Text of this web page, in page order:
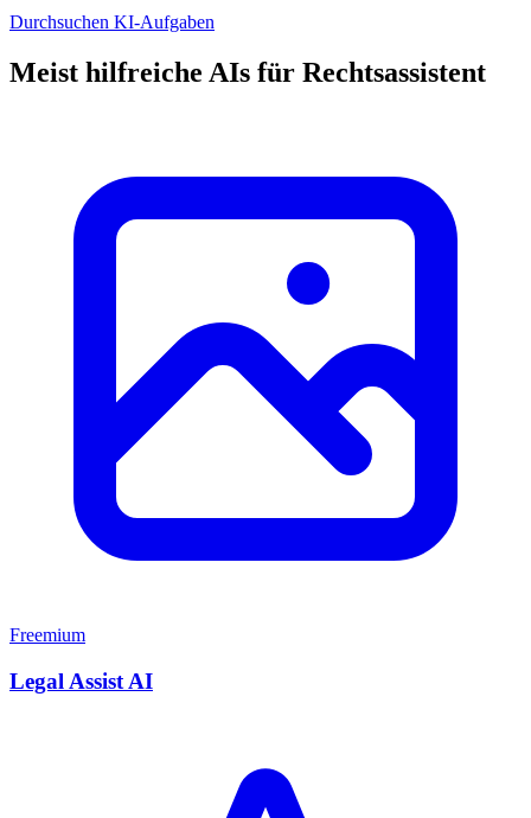
Durchsuchen KI-Aufgaben
Meist hilfreiche AIs für Rechtsassistent
Freemium
Legal Assist AI